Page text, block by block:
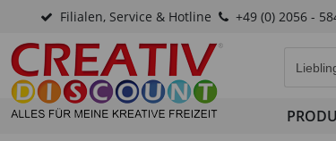
Filialen, Service & Hotline +49 (0) 2056 -